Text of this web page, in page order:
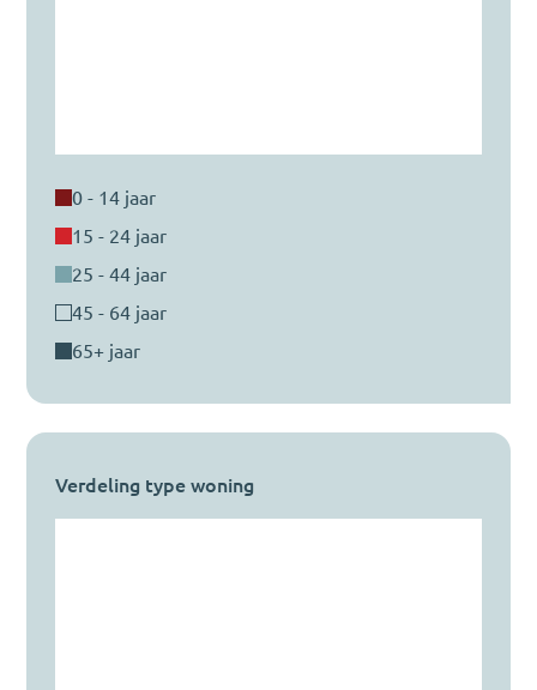
0 - 14 jaar
15 - 24 jaar
25 - 44 jaar
45 - 64 jaar
65+ jaar
Verdeling type woning